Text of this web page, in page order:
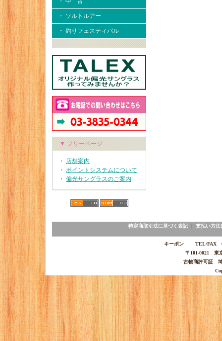
・ ソルトルアー
・ 釣りフェスティバル
▼ フリーページ
・ 店舗案内
・ ポイントシステムについて
・ 偏光サングラスのご案内
特定商取引法に基づく表記｜ 支払い方法
キーポン TEL/FAX
〒101-0021 東
古物商許可証